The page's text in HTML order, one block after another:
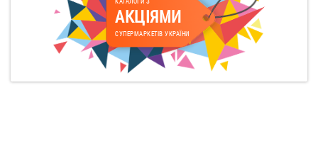
АКЦІЯМИ
СУПЕРМАРКЕТІВ УКРАЇНИ